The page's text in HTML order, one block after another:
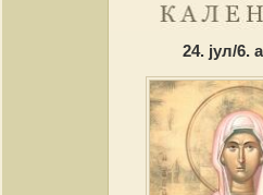
24. јул/6.